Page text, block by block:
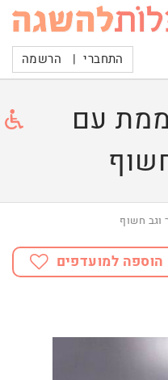
התחברי | הרשמה
עם
חשוף
הוספה למועדפים